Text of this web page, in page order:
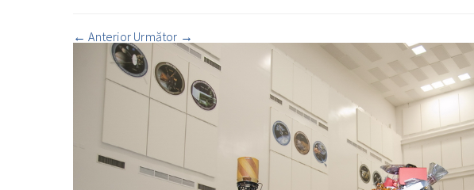
← Anterior Următor →